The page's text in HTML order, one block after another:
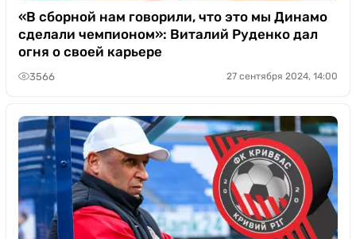
«В сборной нам говорили, что это мы Динамо
сделали чемпионом»: Виталий Руденко дал
огня о своей карьере
3566 27 сентября 2024, 14:00